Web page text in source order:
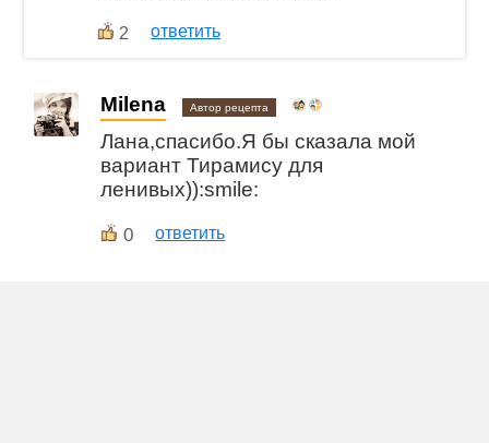
2 ответить
Milena Автор рецепта
Лана,спасибо.Я бы сказала мой
вариант Тирамису для
ленивых)):smile:
0 ответить